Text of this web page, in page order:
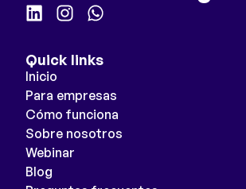
Quick links
Inicio
Para empresas
Cómo funciona
Sobre nosotros
Webinar
Blog